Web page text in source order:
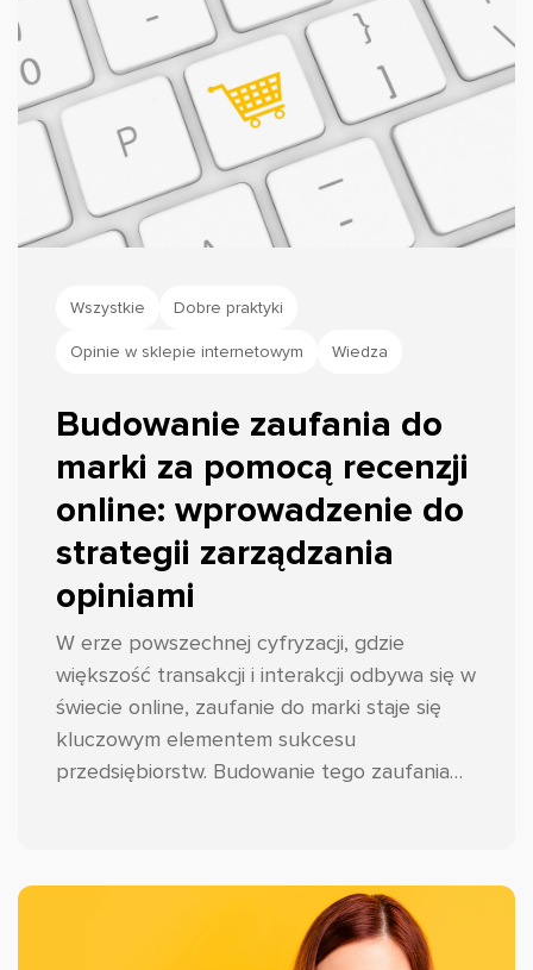
Wszystkie Dobre praktyki
Opinie w sklepie internetowym Wiedza
Budowanie zaufania do
marki za pomocą recenzji
online: wprowadzenie do
strategii zarządzania
opiniami
W erze powszechnej cyfryzacji, gdzie
większość transakcji i interakcji odbywa się w
świecie online, zaufanie do marki staje się
kluczowym elementem sukcesu
przedsiębiorstw. Budowanie tego zaufania